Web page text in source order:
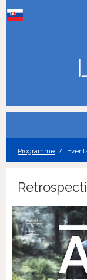
Programme